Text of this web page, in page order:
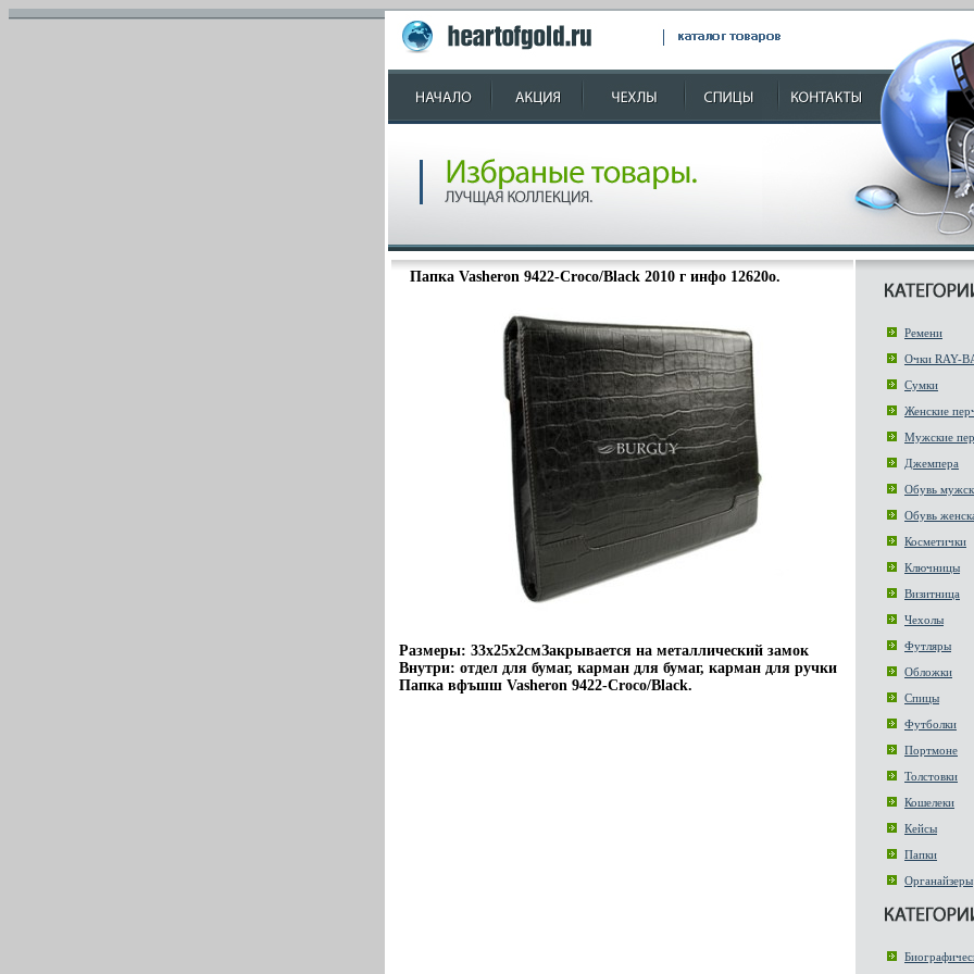
Папка Vasheron 9422-Croco/Black 2010 г инфо 12620o.
Размеры: 33х25х2смЗакрывается на металлический замок
Внутри: отдел для бумаг, карман для бумаг, карман для ручки
Папка вфъшш Vasheron 9422-Croco/Black.
Ремени
Очки RAY-
Сумки
Женские
Мужские
Джемпера
Обувь
Обувь
Косметички
Ключницы
Визитница
Чехолы
Футляры
Обложки
Спицы
Футболки
Портмоне
Толстовки
Кошелеки
Кейсы
Папки
Органайзеры